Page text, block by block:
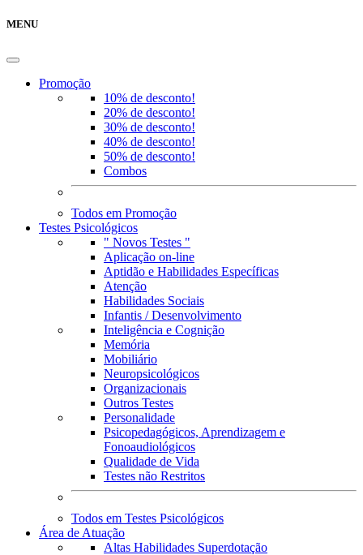
MENU
Promoção
10% de desconto!
20% de desconto!
30% de desconto!
40% de desconto!
50% de desconto!
Combos
Todos em Promoção
Testes Psicológicos
" Novos Testes "
Aplicação on-line
Aptidão e Habilidades Específicas
Atenção
Habilidades Sociais
Infantis / Desenvolvimento
Inteligência e Cognição
Memória
Mobiliário
Neuropsicológicos
Organizacionais
Outros Testes
Personalidade
Psicopedagógicos, Aprendizagem e
Fonoaudiológicos
Qualidade de Vida
Testes não Restritos
Todos em Testes Psicológicos
Área de Atuação
Altas Habilidades Superdotação